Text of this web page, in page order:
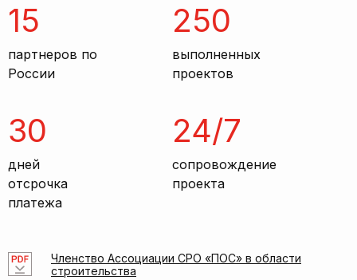
15
партнеров по
России
250
выполненных
проектов
30
дней
отсрочка
платежа
24/7
сопровождение
проекта
Членство Ассоциации СРО «ПОС» в области
строительства